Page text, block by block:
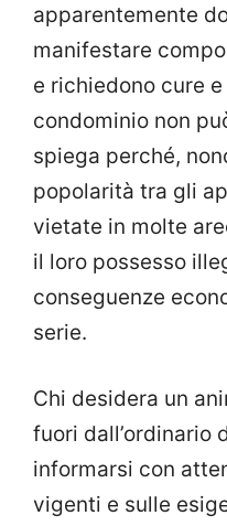
apparentemente
manifestare
e richiedono cure
condominio non
spiega perché,
popolarità tra gli
vietate in molte
il loro possesso
conseguenze
serie.
Chi desidera un
fuori dall’ordinario
informarsi con
vigenti e sulle